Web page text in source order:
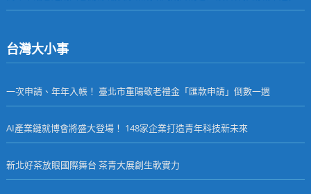
台灣大小事
一次申請、年年入帳！ 臺北市重陽敬老禮金「匯款申請」倒數一週
AI產業鏈就博會將盛大登場！ 148家企業打造青年科技新未來
新北好茶放眼國際舞台 茶青大展創生軟實力